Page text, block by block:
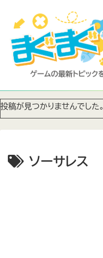
投稿が見つかりませんでした。
ソーサレス